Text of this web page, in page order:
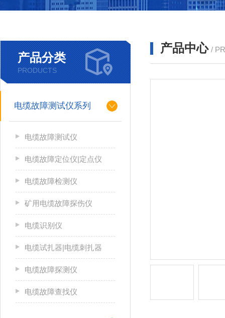
产品分类
PRODUCTS
电缆故障测试仪系列
电缆故障测试仪
电缆故障定位仪|定点仪
电缆故障检测仪
矿用电缆故障探伤仪
电缆识别仪
电缆试扎器|电缆刺扎器
电缆故障探测仪
电缆故障查找仪
产品中心 /